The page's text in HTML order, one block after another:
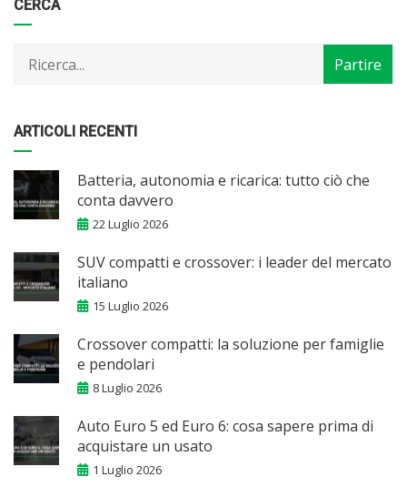
CERCA
ARTICOLI RECENTI
Batteria, autonomia e ricarica: tutto ciò che
conta davvero
22 Luglio 2026
SUV compatti e crossover: i leader del mercato
italiano
15 Luglio 2026
Crossover compatti: la soluzione per famiglie
e pendolari
8 Luglio 2026
Auto Euro 5 ed Euro 6: cosa sapere prima di
acquistare un usato
1 Luglio 2026
Categorie
Articoli
per